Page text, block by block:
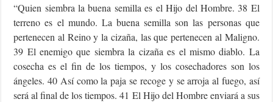
“Quien siembra la buena semilla es el Hijo del Hombre. 38 El
terreno es el mundo. La buena semilla son las personas que
pertenecen al Reino y la cizaña, las que pertenecen al Maligno.
39 El enemigo que siembra la cizaña es el mismo diablo. La
cosecha es el fin de los tiempos, y los cosechadores son los
ángeles. 40 Así como la paja se recoge y se arroja al fuego, así
será al final de los tiempos. 41 El Hijo del Hombre enviará a sus